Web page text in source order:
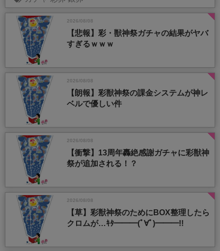
2026/08/08
【悲報】彩・獣神祭ガチャの結果がヤバ
すぎるｗｗｗ
2026/08/08
【朗報】彩獣神祭の課金システムが神レ
ベルで優しい件
2026/08/08
【衝撃】13周年轟絶感謝ガチャに彩獣神
祭が追加される！？
2026/08/08
【草】彩獣神祭のためにBOX整理したら
クロムが…ｷﾀ━━━(ﾟ∀ﾟ)━━━!!